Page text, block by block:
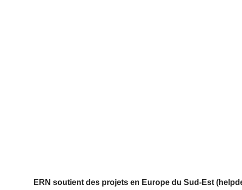
ERN soutient des projets en Europe du Sud-Est